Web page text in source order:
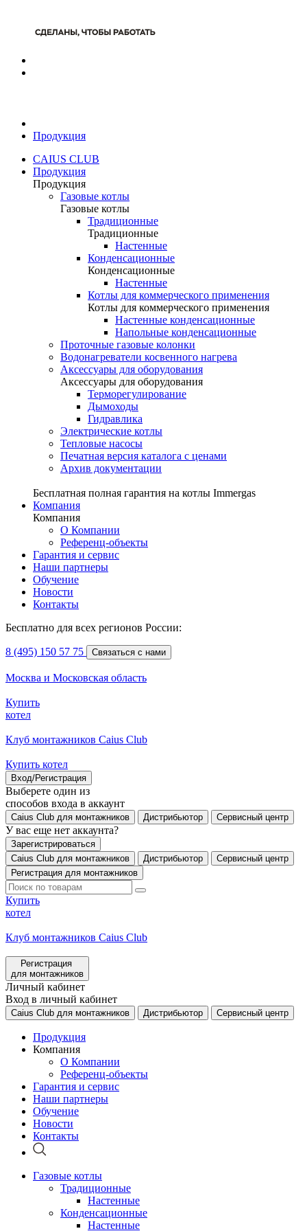
Продукция
CAIUS CLUB
Продукция
Продукция
Газовые котлы
Газовые котлы
Традиционные
Традиционные
Настенные
Конденсационные
Конденсационные
Настенные
Котлы для коммерческого применения
Котлы для коммерческого применения
Настенные конденсационные
Напольные конденсационные
Проточные газовые колонки
Водонагреватели косвенного нагрева
Аксессуары для оборудования
Аксессуары для оборудования
Терморегулирование
Дымоходы
Гидравлика
Электрические котлы
Тепловые насосы
Печатная версия каталога с ценами
Архив документации
Бесплатная полная гарантия на котлы Immergas
Компания
Компания
О Компании
Референц-объекты
Гарантия и сервис
Наши партнеры
Обучение
Новости
Контакты
Бесплатно для всех регионов России:
8 (495) 150 57 75 Связаться с нами
Москва и Московская область
Купить
котел
Клуб монтажников Caius Club
Купить котел
Вход/Регистрация
Выберете один из
способов входа в аккаунт
Caius Club для монтажников Дистрибьютор Сервисный центр
У вас еще нет аккаунта?
Зарегистрироваться
Caius Club для монтажников
Дистрибьютор
Сервисный центр
Регистрация для монтажников
Купить
котел
Клуб монтажников Caius Club
Регистрация
для монтажников
Личный кабинет
Вход в личный кабинет
Caius Club для монтажников Дистрибьютор Сервисный центр
Продукция
Компания
О Компании
Референц-объекты
Гарантия и сервис
Наши партнеры
Обучение
Новости
Контакты
Газовые котлы
Традиционные
Настенные
Конденсационные
Настенные